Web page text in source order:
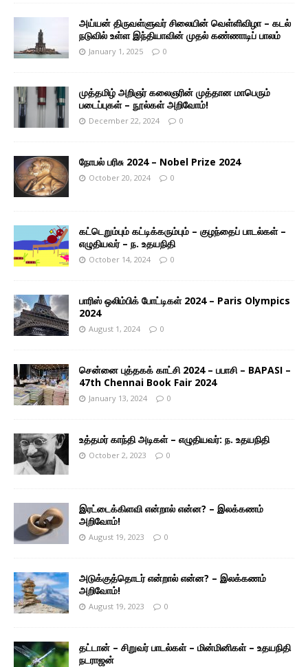
அய்யன் திருவள்ளுவர் சிலையின் வெள்ளிவிழா – கடல்
நடுவில் உள்ள இந்தியாவின் முதல் கண்ணாடிப் பாலம்
January 1, 2025 0
முத்தமிழ் அறிஞர் கலைஞரின் முத்தான மாபெரும்
படைப்புகள் – நூல்கள் அறிவோம்!
December 22, 2024 0
நோபல் பரிசு 2024 – Nobel Prize 2024
October 20, 2024 0
கட்டெறும்பும் கட்டிக்கரும்பும் – குழந்தைப் பாடல்கள் –
எழுதியவர் – ந. உதயநிதி
October 14, 2024 0
பாரிஸ் ஒலிம்பிக் போட்டிகள் 2024 – Paris Olympics
2024
August 1, 2024 0
சென்னை புத்தகக் காட்சி 2024 – பபாசி – BAPASI –
47th Chennai Book Fair 2024
January 13, 2024 0
உத்தமர் காந்தி அடிகள் – எழுதியவர்: ந. உதயநிதி
October 2, 2023 0
இரட்டைக்கிளவி என்றால் என்ன? – இலக்கணம்
அறிவோம்!
August 19, 2023 0
அடுக்குத்தொடர் என்றால் என்ன? – இலக்கணம்
அறிவோம்!
August 19, 2023 0
தட்டான் – சிறுவர் பாடல்கள் – மின்மினிகள் – உதயநிதி
நடராஜன்